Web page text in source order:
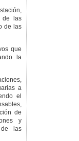
de las
de las
que
la
a
el
de
y
de las